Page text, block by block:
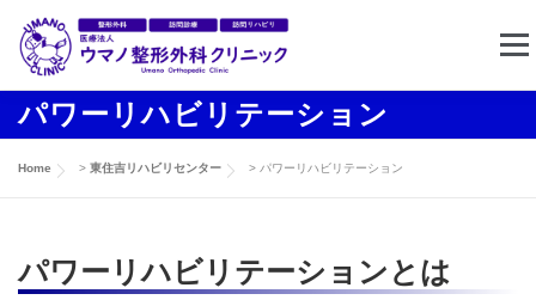
ツ
メ
ホーム クリニック案内 東住吉リハビリセンター
パワーリハビリテーション
Home > 東住吉リハビリセンター > パワーリハビリテーション
パワーリハビリテーションとは